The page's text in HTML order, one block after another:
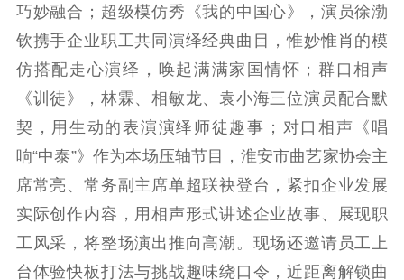
先进典型
社会宣传
思想政治教育 爱国主义教育
全民国防教育
红色资源保护利
用
新闻出版
精品出版 全民阅读
出版监管
扫黄打非
巧妙融合；超级模仿秀《我的中国心》，演员徐渤
钦携手企业职工共同演绎经典曲目，惟妙惟肖的模
仿搭配走心演绎，唤起满满家国情怀；群口相声
《训徒》，林霖、相敏龙、袁小海三位演员配合默
契，用生动的表演演绎师徒趣事；对口相声《唱
响“中泰”》作为本场压轴节目，淮安市曲艺家协会主
席常亮、常务副主席单超联袂登台，紧扣企业发展
实际创作内容，用相声形式讲述企业故事、展现职
工风采，将整场演出推向高潮。现场还邀请员工上
台体验快板打法与挑战趣味绕口令，近距离解锁曲